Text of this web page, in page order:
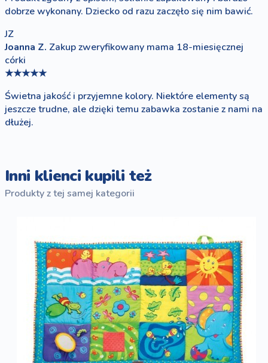
dobrze wykonany. Dziecko od razu zaczęło się nim bawić.
JZ
Joanna Z. Zakup zweryfikowany mama 18-miesięcznej
córki
★★★★★
Świetna jakość i przyjemne kolory. Niektóre elementy są
jeszcze trudne, ale dzięki temu zabawka zostanie z nami na
dłużej.
Inni klienci kupili też
Produkty z tej samej kategorii